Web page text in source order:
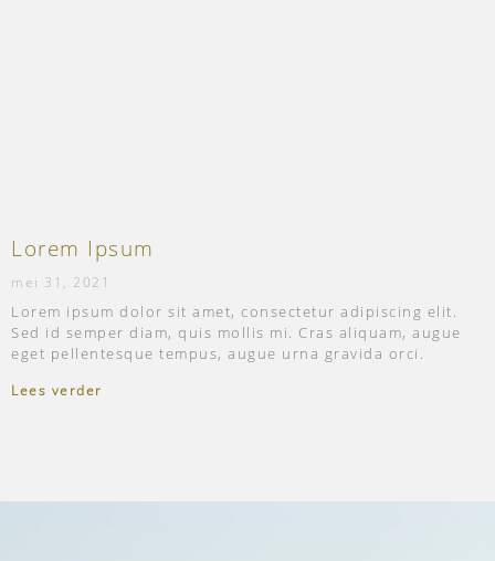
Lorem Ipsum
mei 31, 2021
Lorem ipsum dolor sit amet, consectetur adipiscing elit.
Sed id semper diam, quis mollis mi. Cras aliquam, augue
eget pellentesque tempus, augue urna gravida orci.
Lees verder